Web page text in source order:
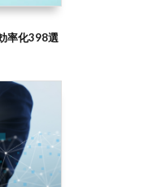
率化398選